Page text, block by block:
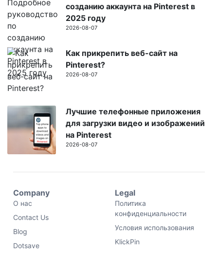
созданию аккаунта на Pinterest в
2025 году
2026-08-07
Как прикрепить веб-сайт на
Pinterest?
2026-08-07
Лучшие телефонные приложения
для загрузки видео и изображений
на Pinterest
2026-08-07
Company
О нас
Contact Us
Blog
Dotsave
Legal
Политика
конфиденциальности
Условия использования
KlickPin